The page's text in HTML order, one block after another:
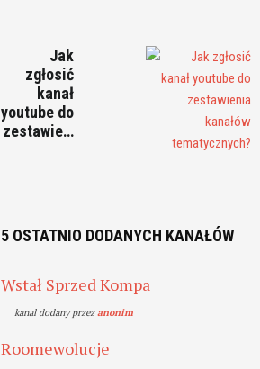
Jak
zgłosić
kanał
youtube do
zestawie…
5 OSTATNIO DODANYCH KANAŁÓW
Wstał Sprzed Kompa
kanal dodany przezanonim
Roomewolucje